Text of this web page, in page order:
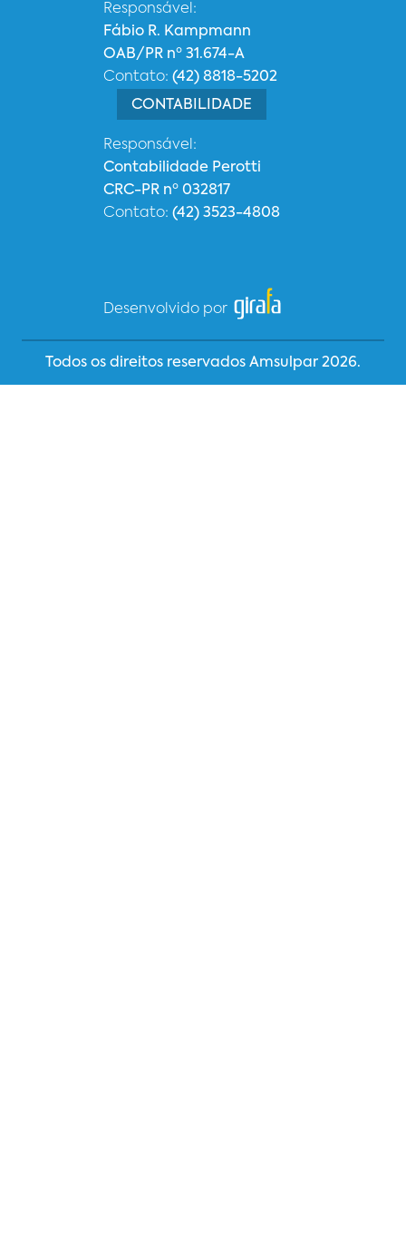
Responsável:
Fábio R. Kampmann
OAB/PR nº 31.674-A
Contato: (42) 8818-5202
CONTABILIDADE
Responsável:
Contabilidade Perotti
CRC-PR nº 032817
Contato: (42) 3523-4808
Desenvolvido por
Todos os direitos reservados Amsulpar 2026.